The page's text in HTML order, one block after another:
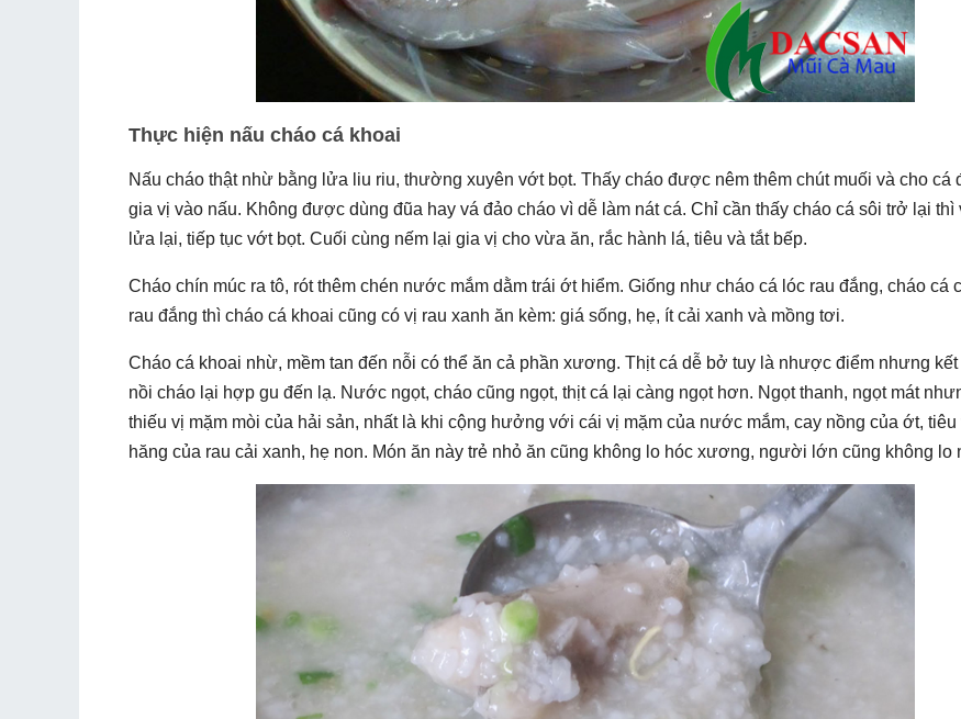
Thực hiện nấu cháo cá khoai
Nấu cháo thật nhừ bằng lửa liu riu, thường xuyên vớt bọt. Thấy cháo được nêm thêm chút muối và cho cá
gia vị vào nấu. Không được dùng đũa hay vá đảo cháo vì dễ làm nát cá. Chỉ cần thấy cháo cá sôi trở lại thì
lửa lại, tiếp tục vớt bọt. Cuối cùng nếm lại gia vị cho vừa ăn, rắc hành lá, tiêu và tắt bếp.
Cháo chín múc ra tô, rót thêm chén nước mắm dằm trái ớt hiểm. Giống như cháo cá lóc rau đắng, cháo cá
rau đắng thì cháo cá khoai cũng có vị rau xanh ăn kèm: giá sống, hẹ, ít cải xanh và mồng tơi.
Cháo cá khoai nhừ, mềm tan đến nỗi có thể ăn cả phần xương. Thịt cá dễ bở tuy là nhược điểm nhưng
nồi cháo lại hợp gu đến lạ. Nước ngọt, cháo cũng ngọt, thịt cá lại càng ngọt hơn. Ngọt thanh, ngọt mát
thiếu vị mặm mòi của hải sản, nhất là khi cộng hưởng với cái vị mặm của nước mắm, cay nồng của ớt, tiêu
hăng của rau cải xanh, hẹ non. Món ăn này trẻ nhỏ ăn cũng không lo hóc xương, người lớn cũng không lo